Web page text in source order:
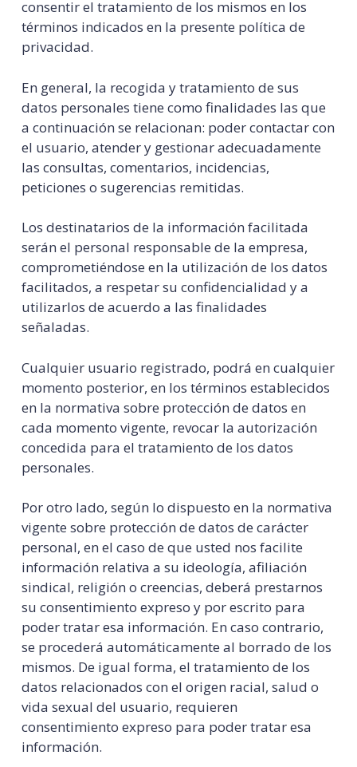
consentir el tratamiento de los mismos en los
términos indicados en la presente política de
privacidad.
En general, la recogida y tratamiento de sus
datos personales tiene como finalidades las que
a continuación se relacionan: poder contactar con
el usuario, atender y gestionar adecuadamente
las consultas, comentarios, incidencias,
peticiones o sugerencias remitidas.
Los destinatarios de la información facilitada
serán el personal responsable de la empresa,
comprometiéndose en la utilización de los datos
facilitados, a respetar su confidencialidad y a
utilizarlos de acuerdo a las finalidades
señaladas.
Cualquier usuario registrado, podrá en cualquier
momento posterior, en los términos establecidos
en la normativa sobre protección de datos en
cada momento vigente, revocar la autorización
concedida para el tratamiento de los datos
personales.
Por otro lado, según lo dispuesto en la normativa
vigente sobre protección de datos de carácter
personal, en el caso de que usted nos facilite
información relativa a su ideología, afiliación
sindical, religión o creencias, deberá prestarnos
su consentimiento expreso y por escrito para
poder tratar esa información. En caso contrario,
se procederá automáticamente al borrado de los
mismos. De igual forma, el tratamiento de los
datos relacionados con el origen racial, salud o
vida sexual del usuario, requieren
consentimiento expreso para poder tratar esa
información.